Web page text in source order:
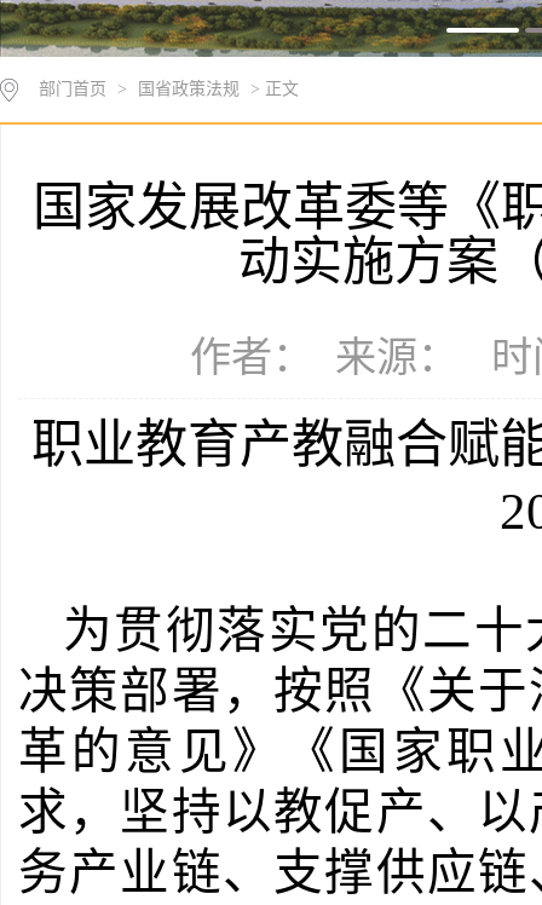
部门首页 > 国省政策法规 > 正文
国家发展改革委等《
动实施方案
作者： 来源： 时
职业教育产教融合赋
为贯彻落实党的二
决策部署，按照《关
革的意见》《国家职
求，坚持以教促产、
务产业链、支撑供应